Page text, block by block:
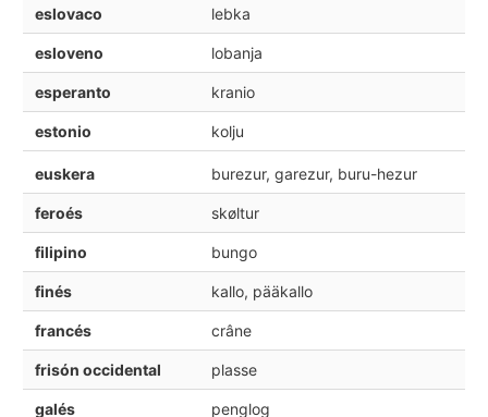
eslovaco lebka
esloveno lobanja
esperanto kranio
estonio kolju
euskera burezur, garezur, buru-hezur
feroés skøltur
filipino bungo
finés kallo, pääkallo
francés crâne
frisón occidental plasse
galés penglog